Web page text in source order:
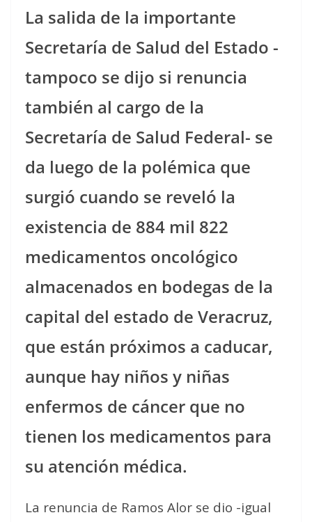
La salida de la importante
Secretaría de Salud del Estado -
tampoco se dijo si renuncia
también al cargo de la
Secretaría de Salud Federal- se
da luego de la polémica que
surgió cuando se reveló la
existencia de 884 mil 822
medicamentos oncológico
almacenados en bodegas de la
capital del estado de Veracruz,
que están próximos a caducar,
aunque hay niños y niñas
enfermos de cáncer que no
tienen los medicamentos para
su atención médica.
La renuncia de Ramos Alor se dio -igual